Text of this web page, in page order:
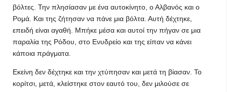
βόλτες. Την πλησίασαν με ένα αυτοκίνητο, ο Αλβανός και ο
Ρομά. Και της ζήτησαν να πάνε μια βόλτα. Αυτή δέχτηκε,
επειδή είναι αγαθή. Μπήκε μέσα και αυτοί την πήγαν σε μια
παραλία της Ρόδου, στο Ενυδρείο και της είπαν να κάνει
κάποια πράγματα.
Εκείνη δεν δέχτηκε και την χτύπησαν και μετά τη βίασαν. Το
κορίτσι, μετά, κλείστηκε στον εαυτό του, δεν μιλούσε σε